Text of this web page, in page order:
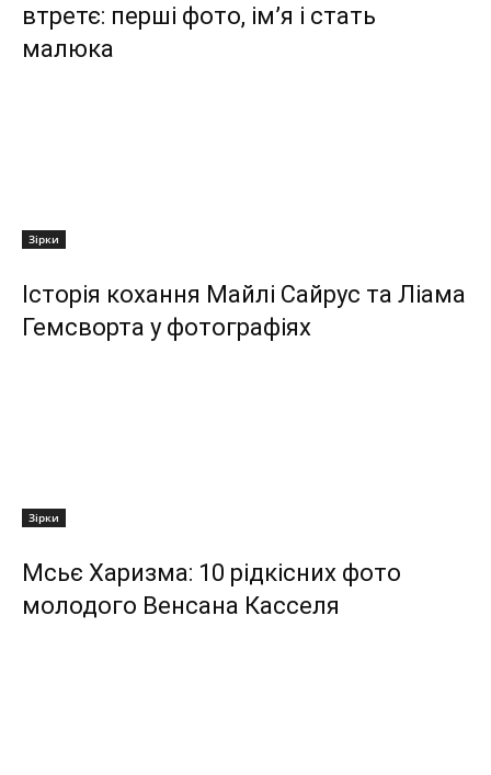
втретє: перші фото, ім’я і стать
малюка
Зірки
Історія кохання Майлі Сайрус та Ліама
Гемсворта у фотографіях
Зірки
Мсьє Харизма: 10 рідкісних фото
молодого Венсана Касселя